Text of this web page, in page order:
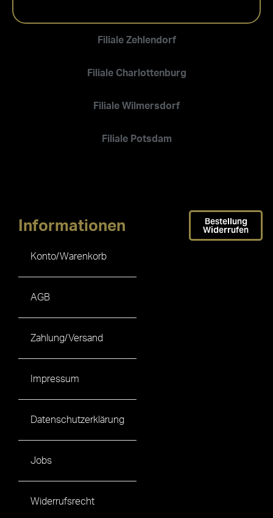
Filiale Zehlendorf
Filiale Charlottenburg
Filiale Wilmersdorf
Filiale Potsdam
Informationen
Konto/Warenkorb
AGB
Zahlung/Versand
Impressum
Datenschutzerklärung
Jobs
Widerrufsrecht
Bestellung
Widerrufen